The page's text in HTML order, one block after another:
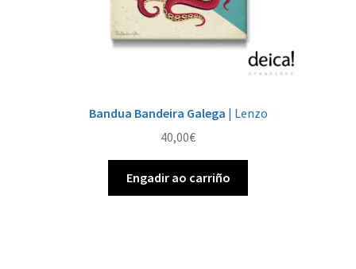
Bandua Bandeira Galega | Lenzo
40,00€
Engadir ao carriño